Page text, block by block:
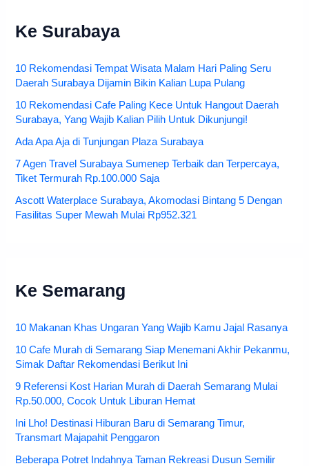
Ke Surabaya
10 Rekomendasi Tempat Wisata Malam Hari Paling Seru
Daerah Surabaya Dijamin Bikin Kalian Lupa Pulang
10 Rekomendasi Cafe Paling Kece Untuk Hangout Daerah
Surabaya, Yang Wajib Kalian Pilih Untuk Dikunjungi!
Ada Apa Aja di Tunjungan Plaza Surabaya
7 Agen Travel Surabaya Sumenep Terbaik dan Terpercaya,
Tiket Termurah Rp.100.000 Saja
Ascott Waterplace Surabaya, Akomodasi Bintang 5 Dengan
Fasilitas Super Mewah Mulai Rp952.321
Ke Semarang
10 Makanan Khas Ungaran Yang Wajib Kamu Jajal Rasanya
10 Cafe Murah di Semarang Siap Menemani Akhir Pekanmu,
Simak Daftar Rekomendasi Berikut Ini
9 Referensi Kost Harian Murah di Daerah Semarang Mulai
Rp.50.000, Cocok Untuk Liburan Hemat
Ini Lho! Destinasi Hiburan Baru di Semarang Timur,
Transmart Majapahit Penggaron
Beberapa Potret Indahnya Taman Rekreasi Dusun Semilir